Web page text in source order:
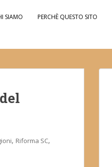
SIAMO PERCHÈ QUESTO SITO
, Riforma SC,